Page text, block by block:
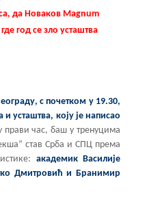
да Новаков Magnum
год се зло усташтва
с почетком у 19.30,
усташтва, коју је написао
прави час, баш у тренуцима
став Срба и СПЦ према
академик Василије
Дмитровић и Бранимир